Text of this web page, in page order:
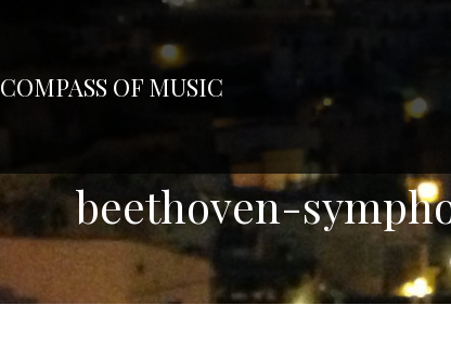
COMPASS OF MUSIC
beethoven-